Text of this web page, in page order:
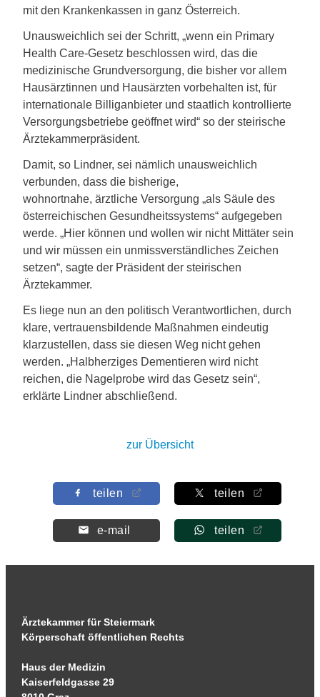
mit den Krankenkassen in ganz Österreich.
Unausweichlich sei der Schritt, „wenn ein Primary
Health Care-Gesetz beschlossen wird, das die
medizinische Grundversorgung, die bisher vor allem
Hausärztinnen und Hausärzten vorbehalten ist, für
internationale Billiganbieter und staatlich kontrollierte
Versorgungsbetriebe geöffnet wird“ so der steirische
Ärztekammerpräsident.
Damit, so Lindner, sei nämlich unausweichlich
verbunden, dass die bisherige,
wohnortnahe, ärztliche Versorgung „als Säule des
österreichischen Gesundheitssystems“ aufgegeben
werde. „Hier können und wollen wir nicht Mittäter sein
und wir müssen ein unmissverständliches Zeichen
setzen“, sagte der Präsident der steirischen
Ärztekammer.
Es liege nun an den politisch Verantwortlichen, durch
klare, vertrauensbildende Maßnahmen eindeutig
klarzustellen, dass sie diesen Weg nicht gehen
werden. „Halbherziges Dementieren wird nicht
reichen, die Nagelprobe wird das Gesetz sein“,
erklärte Lindner abschließend.
zur Übersicht
teilen teilen
e-mail teilen
Ärztekammer für Steiermark
Körperschaft öffentlichen Rechts
Haus der Medizin
Kaiserfeldgasse 29